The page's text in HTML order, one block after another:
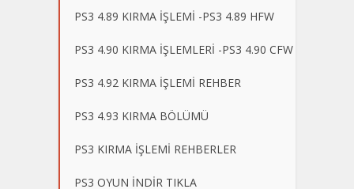
PS3 4.89 KIRMA İŞLEMİ -PS3 4.89 HFW
PS3 4.90 KIRMA İŞLEMLERİ -PS3 4.90 CFW
PS3 4.92 KIRMA İŞLEMİ REHBER
PS3 4.93 KIRMA BÖLÜMÜ
PS3 KIRMA İŞLEMİ REHBERLER
PS3 OYUN İNDİR TIKLA